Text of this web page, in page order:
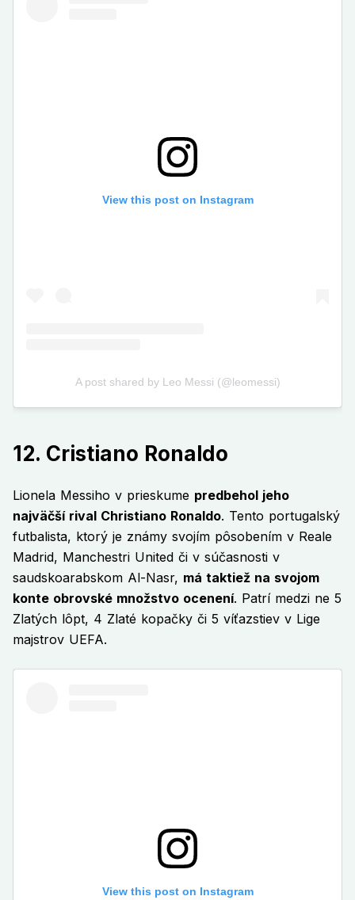
12. Cristiano Ronaldo
Lionela Messiho v prieskume predbehol jeho
najväčší rival Christiano Ronaldo. Tento portugalský
futbalista, ktorý je známy svojím pôsobením v Reale
Madrid, Manchestri United či v súčasnosti v
saudskoarabskom Al-Nasr, má taktiež na svojom
konte obrovské množstvo ocenení. Patrí medzi ne 5
Zlatých lôpt, 4 Zlaté kopačky či 5 víťazstiev v Lige
majstrov UEFA.